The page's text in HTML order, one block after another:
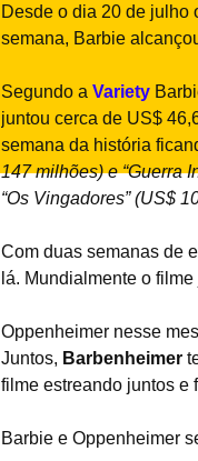
Desde o dia 20 de julho
semana, Barbie
Segundo a Variety
juntou cerca de US$
semana da história
147 milhões) e “Guerra
“Os Vingadores” (US$
Com duas semanas de
lá. Mundialmente o
Oppenheimer nesse
Juntos, Barbenheimer
filme estreando juntos e
Barbie e Oppenheimer